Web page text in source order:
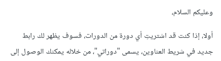
وعليكم السلام،
أولا، إذا كنت قد اشتريتِ أي دورة من الدورات، فسوف يظهر لك رابط
جديد في شريط العناوين، يسمى "دوراتي"، من خلاله يمكنك الوصول إلى